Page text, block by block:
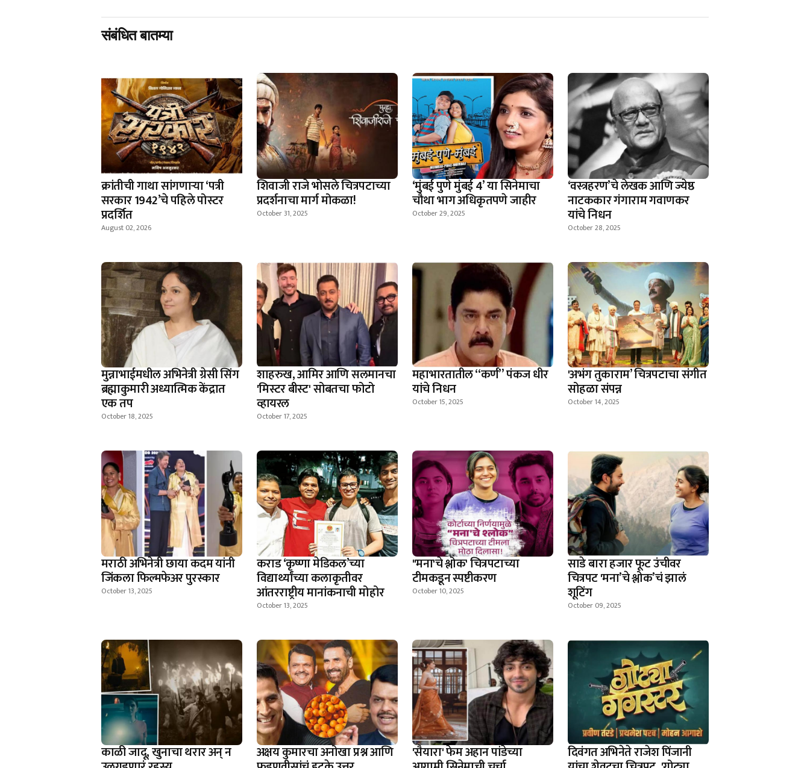
संबंधित बातम्या
क्रांतीची गाथा सांगणार्‍या ‘पत्री
सरकार 1942’चे पहिले पोस्टर
प्रदर्शित
August 02, 2026
शिवाजी राजे भोसले चित्रपटाच्या
प्रदर्शनाचा मार्ग मोकळा!
October 31, 2025
‘मुंबई पुणे मुंबई 4’ या सिनेमाचा
चौथा भाग अधिकृतपणे जाहीर
October 29, 2025
‘वस्त्रहरण’चे लेखक आणि ज्येष्ठ
नाटककार गंगाराम गवाणकर
यांचे निधन
October 28, 2025
मुन्नाभाईमधील अभिनेत्री ग्रेसी सिंग
ब्रह्माकुमारी अध्यात्मिक केंद्रात
एक तप
October 18, 2025
शाहरुख, आमिर आणि सलमानचा
'मिस्टर बीस्ट' सोबतचा फोटो
व्हायरल
October 17, 2025
महाभारतातील “कर्ण” पंकज धीर
यांचे निधन
October 15, 2025
'अभंग तुकाराम’ चित्रपटाचा संगीत
सोहळा संपन्न
October 14, 2025
मराठी अभिनेत्री छाया कदम यांनी
जिंकला फिल्मफेअर पुरस्कार
October 13, 2025
कराड ‘कृष्णा मेडिकल’च्या
विद्यार्थ्यांच्या कलाकृतीवर
आंतरराष्ट्रीय मानांकनाची मोहोर
October 13, 2025
"मना'चे श्लोक' चित्रपटाच्या
टीमकडून स्पष्टीकरण
October 10, 2025
साडे बारा हजार फूट उंचीवर
चित्रपट 'मना’चे श्लोक’चं झालं
शूटिंग
October 09, 2025
काळी जादू, खुनाचा थरार अन् न अक्षय कुमारचा अनोखा प्रश्न आणि 'सैयारा' फेम अहान पांडेच्या दिवंगत अभिनेते राजेश पिंजानी